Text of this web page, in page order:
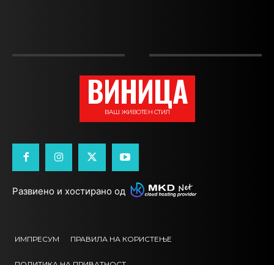
ВИНИЦА
ВАШ ЖИВОТЕН СТИЛ
Развиено и хостирано од
ИМПРЕСУМ ПРАВИЛА НА КОРИСТЕЊЕ